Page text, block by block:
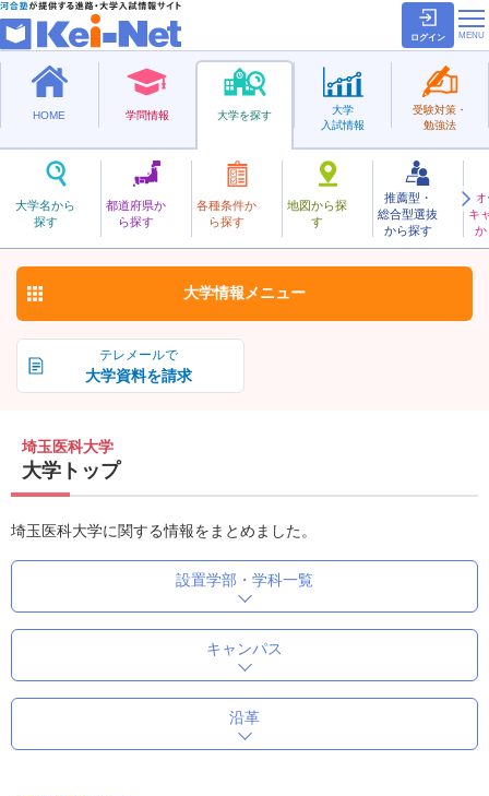
ログイン
HOME 学問情報 大学を探す
大学名から
探す
都道府県か
ら探す
各種条件か
ら探す
地図から探
す
推薦型・
総合型選抜
から探す
キ
か
大学
入試情報
受験対策・
勉強法
私立
さいたまいか
埼玉医科大学 お気に入り
テレメールで
大学資料を請求
大学情報 メニュー
埼玉医科大学
大学トップ
埼玉医科大学に関する情報をまとめました。
設置学部・学科一覧
キャンパス
沿革